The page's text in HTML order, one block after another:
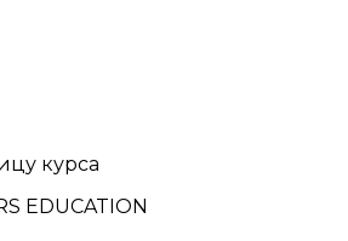
курса
EDUCATION